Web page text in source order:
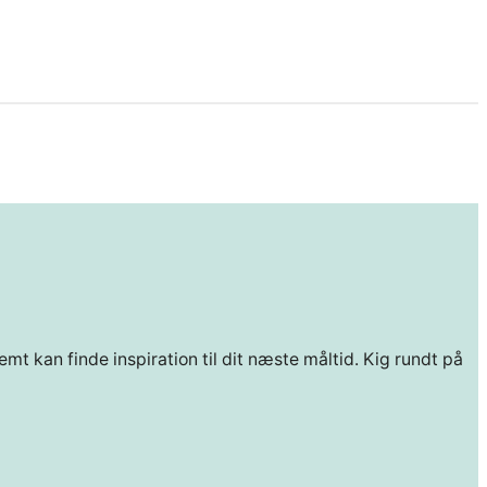
kan finde inspiration til dit næste måltid. Kig rundt på